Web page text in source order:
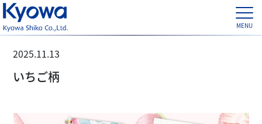
2025.11.13
いちご柄